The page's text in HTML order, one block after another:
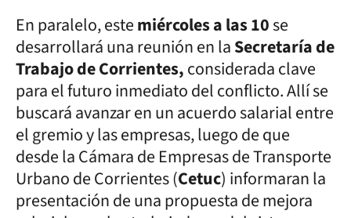
En paralelo, estemiércoles a las 10se
desarrollará una reunión en laSecretaría de
Trabajo de Corrientes,considerada clave
para el futuro inmediato del conflicto. Allí se
buscará avanzar en un acuerdo salarial entre
el gremio y las empresas, luego de que
desde la Cámara de Empresas de Transporte
Urbano de Corrientes (Cetuc) informaran la
presentación de una propuesta de mejora